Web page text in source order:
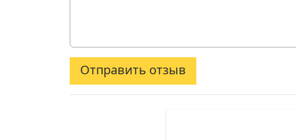
Отправить отзыв